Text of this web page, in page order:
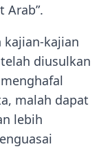
Arab”.
kajian-kajian
diusulkan
malah dapat
lebih